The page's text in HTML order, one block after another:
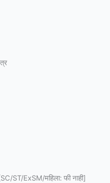
ST/ExSM/महिला: फी नाही]